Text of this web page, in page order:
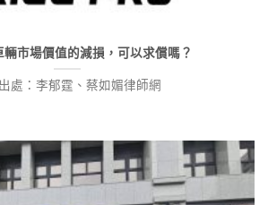
輛市場價值的減損，可以求償嗎？
處：李郁霆、蔡如媚律師網